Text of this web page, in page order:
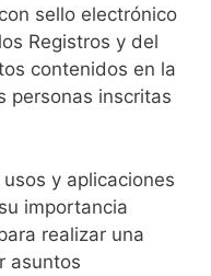
sello electrónico
Registros y del
contenidos en la
personas inscritas
y aplicaciones
importancia
realizar una
asuntos